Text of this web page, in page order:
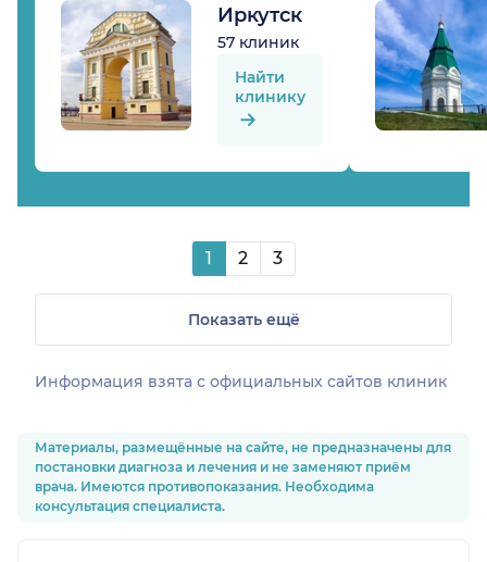
Иркутск
57 клиник
Найти
клинику
1 2 3
Показать ещё
Информация взята c официальных сайтов клиник
Материалы, размещённые на сайте, не предназначены для
постановки диагноза и лечения и не заменяют приём
врача. Имеются противопоказания. Необходима
консультация специалиста.